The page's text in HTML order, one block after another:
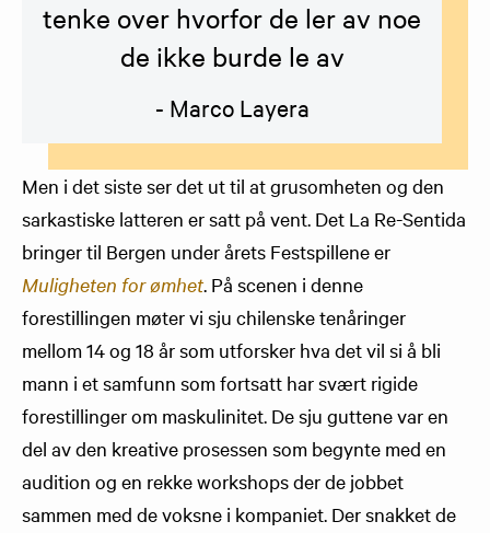
tenke over hvorfor de ler av noe
de ikke burde le av
- Marco Layera
Men i det siste ser det ut til at grusomheten og den
sarkastiske latteren er satt på vent. Det La Re-Sentida
bringer til Bergen under årets Festspillene er
Muligheten for ømhet. På scenen i denne
forestillingen møter vi sju chilenske tenåringer
mellom 14 og 18 år som utforsker hva det vil si å bli
mann i et samfunn som fortsatt har svært rigide
forestillinger om maskulinitet. De sju guttene var en
del av den kreative prosessen som begynte med en
audition og en rekke workshops der de jobbet
sammen med de voksne i kompaniet. Der snakket de